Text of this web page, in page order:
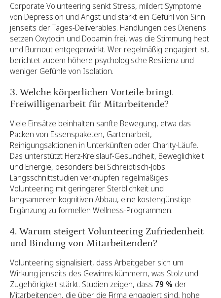
Corporate Volunteering senkt Stress, mildert Symptome
von Depression und Angst und stärkt ein Gefühl von Sinn
jenseits der Tages-Deliverables. Handlungen des Dienens
setzen Oxytocin und Dopamin frei, was die Stimmung hebt
und Burnout entgegenwirkt. Wer regelmäßig engagiert ist,
berichtet zudem höhere psychologische Resilienz und
weniger Gefühle von Isolation.
3. Welche körperlichen Vorteile bringt
Freiwilligenarbeit für Mitarbeitende?
Viele Einsätze beinhalten sanfte Bewegung, etwa das
Packen von Essenspaketen, Gartenarbeit,
Reinigungsaktionen in Unterkünften oder Charity-Läufe.
Das unterstützt Herz-Kreislauf-Gesundheit, Beweglichkeit
und Energie, besonders bei Schreibtisch-Jobs.
Längsschnittstudien verknüpfen regelmäßiges
Volunteering mit geringerer Sterblichkeit und
langsamerem kognitiven Abbau, eine kostengünstige
Ergänzung zu formellen Wellness-Programmen.
4. Warum steigert Volunteering Zufriedenheit
und Bindung von Mitarbeitenden?
Volunteering signalisiert, dass Arbeitgeber sich um
Wirkung jenseits des Gewinns kümmern, was Stolz und
Zugehörigkeit stärkt. Studien zeigen, dass 79 % der
Mitarbeitenden, die über die Firma engagiert sind, hohe